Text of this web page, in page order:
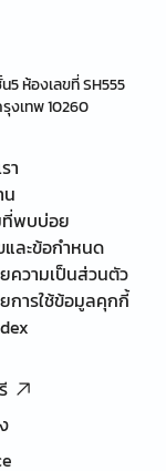
5 ห้องเลขที่ SH555
งเทพ 10260
า
น
ที่พบบ่อย
และข้อกำหนด
ความเป็นส่วนตัว
การใช้ข้อมูลคุกกี้